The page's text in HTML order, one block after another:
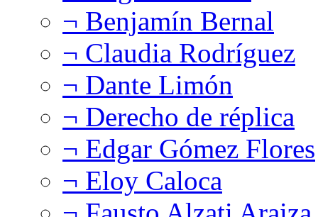
¬ Benjamín Bernal
¬ Claudia Rodríguez
¬ Dante Limón
¬ Derecho de réplica
¬ Edgar Gómez Flores
¬ Eloy Caloca